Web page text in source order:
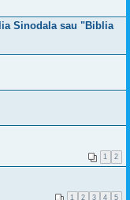
Sinodala sau "Biblia
1 2
1 2 3 4 5